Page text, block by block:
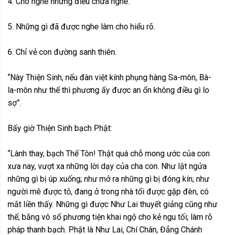
5. Những gì đã được nghe làm cho hiểu rõ.
6. Chỉ vẻ con đường sanh thiên.
“Này Thiện Sinh, nếu đàn việt kính phụng hàng Sa-môn, Bà-
la-môn như thế thì phương ấy được an ổn không điều gì lo
sợ”.
Bấy giờ Thiện Sinh bạch Phật:
“Lành thay, bạch Thế Tôn! Thật quá chỗ mong ước của con
xưa nay, vượt xa những lời dạy của cha con. Như lật ngửa
những gì bị úp xuống; như mở ra những gì bị đóng kín; như
người mê được tỏ, đang ở trong nhà tối được gặp đèn, có
mắt liền thấy. Những gì được Như Lai thuyết giảng cũng như
thế; bằng vô số phương tiện khai ngộ cho kẻ ngu tối; làm rõ
pháp thanh bạch. Phật là Như Lai, Chí Chân, Đẳng Chánh